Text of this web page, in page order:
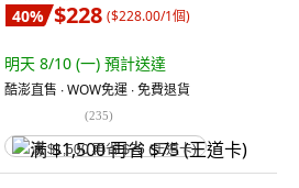
40% $228 ($228.00/1個)
明天 8/10 (一) 預計送達
酷澎直售 ∙ WOW免運 ∙ 免費退貨
(235)
满 $1,500 再省 $75 (王道卡)